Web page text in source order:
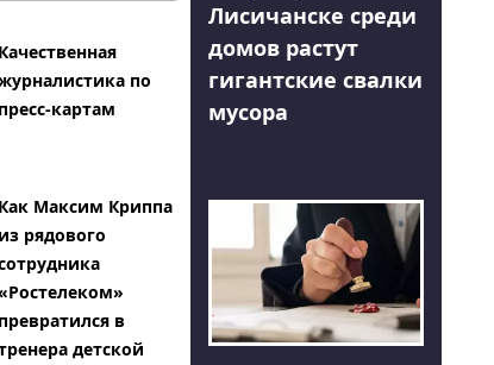
Качественная
по
пресс-картам
Как Максим Криппа
из рядового
превратился в
детской
Лисичанске среди
домов растут
гигантские свалки
мусора